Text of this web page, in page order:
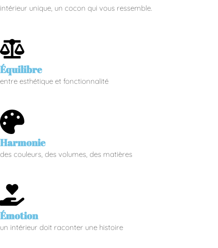
intérieur unique, un cocon qui vous ressemble.
Équilibre
entre esthétique et fonctionnalité
Harmonie
des couleurs, des volumes, des matières
Émotion
un intérieur doit raconter une histoire